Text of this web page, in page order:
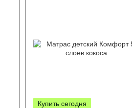
Купить сегодня